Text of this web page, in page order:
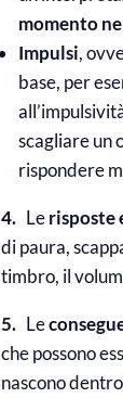
momento
Impulsi,
base, per
scagliare un
rispondere
4. Lerisposte
di paura,
timbro, il
5. Le
che possono
nascono